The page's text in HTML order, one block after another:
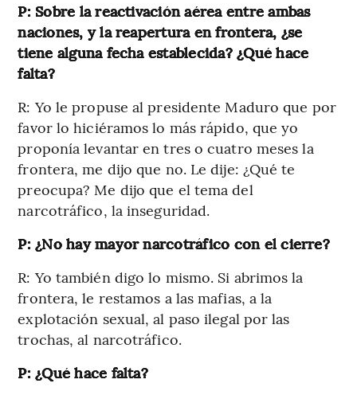
P: Sobre la reactivación aérea entre ambas
naciones, y la reapertura en frontera, ¿se
tiene alguna fecha establecida? ¿Qué hace
falta?
R: Yo le propuse al presidente Maduro que por
favor lo hiciéramos lo más rápido, que yo
proponía levantar en tres o cuatro meses la
frontera, me dijo que no. Le dije: ¿Qué te
preocupa? Me dijo que el tema del
narcotráfico, la inseguridad.
P: ¿No hay mayor narcotráfico con el cierre?
R: Yo también digo lo mismo. Si abrimos la
frontera, le restamos a las mafias, a la
explotación sexual, al paso ilegal por las
trochas, al narcotráfico.
P: ¿Qué hace falta?